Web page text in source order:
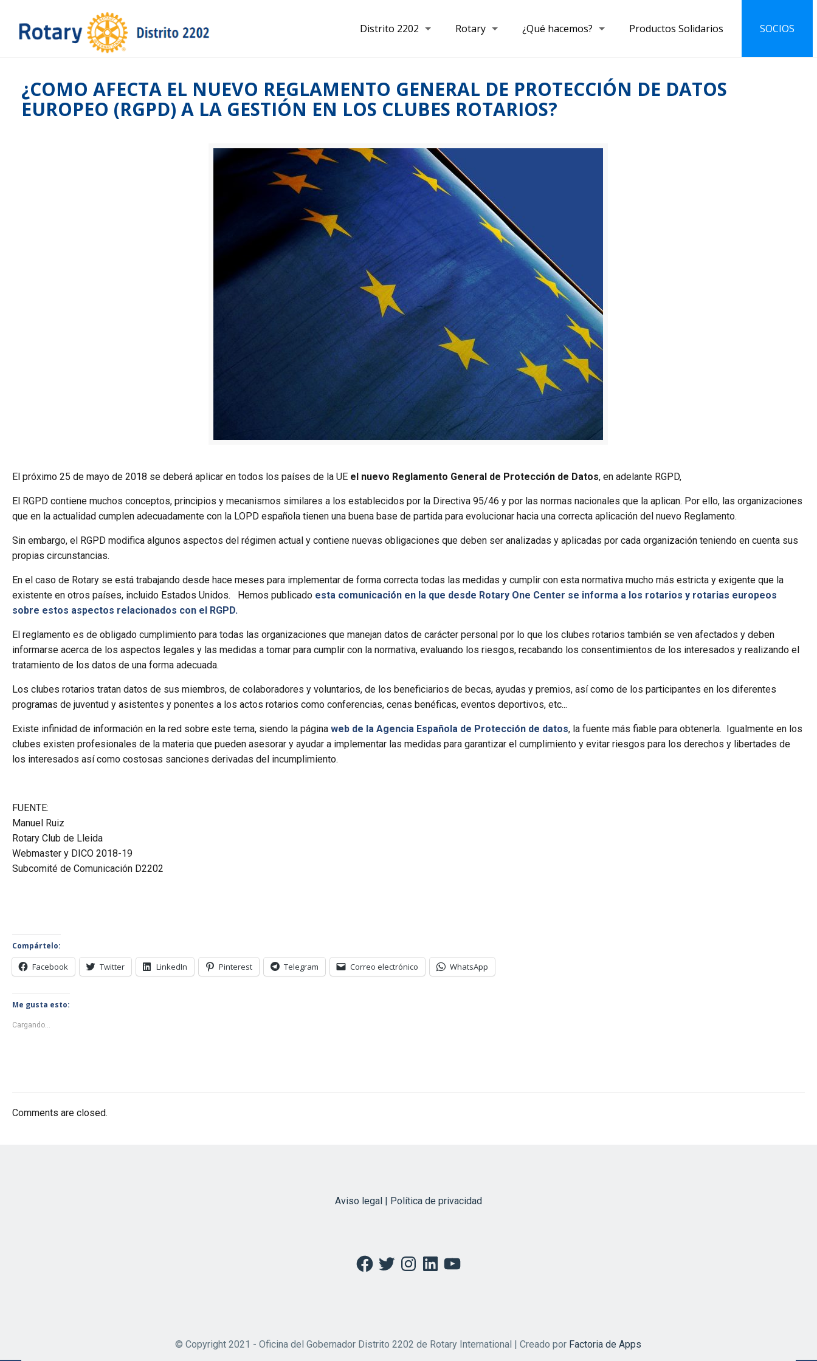
Distrito 2202 Rotary ¿Qué hacemos? Productos Solidarios SOCIOS
¿COMO AFECTA EL NUEVO REGLAMENTO GENERAL DE PROTECCIÓN DE DATOS
EUROPEO (RGPD) A LA GESTIÓN EN LOS CLUBES ROTARIOS?
El próximo 25 de mayo de 2018 se deberá aplicar en todos los países de la UE el nuevo Reglamento General de Protección de Datos, en adelante RGPD,
El RGPD contiene muchos conceptos, principios y mecanismos similares a los establecidos por la Directiva 95/46 y por las normas nacionales que la aplican. Por ello, las organizaciones
que en la actualidad cumplen adecuadamente con la LOPD española tienen una buena base de partida para evolucionar hacia una correcta aplicación del nuevo Reglamento.
Sin embargo, el RGPD modifica algunos aspectos del régimen actual y contiene nuevas obligaciones que deben ser analizadas y aplicadas por cada organización teniendo en cuenta sus
propias circunstancias.
En el caso de Rotary se está trabajando desde hace meses para implementar de forma correcta todas las medidas y cumplir con esta normativa mucho más estricta y exigente que la
existente en otros países, incluido Estados Unidos. Hemos publicado esta comunicación en la que desde Rotary One Center se informa a los rotarios y rotarias europeos
sobre estos aspectos relacionados con el RGPD.
El reglamento es de obligado cumplimiento para todas las organizaciones que manejan datos de carácter personal por lo que los clubes rotarios también se ven afectados y deben
informarse acerca de los aspectos legales y las medidas a tomar para cumplir con la normativa, evaluando los riesgos, recabando los consentimientos de los interesados y realizando el
tratamiento de los datos de una forma adecuada.
Los clubes rotarios tratan datos de sus miembros, de colaboradores y voluntarios, de los beneficiarios de becas, ayudas y premios, así como de los participantes en los diferentes
programas de juventud y asistentes y ponentes a los actos rotarios como conferencias, cenas benéficas, eventos deportivos, etc...
Existe infinidad de información en la red sobre este tema, siendo la páginaweb de la Agencia Española de Protección de datos, la fuente más fiable para obtenerla. Igualmente en los
clubes existen profesionales de la materia que pueden asesorar y ayudar a implementar las medidas para garantizar el cumplimiento y evitar riesgos para los derechos y libertades de
los interesados así como costosas sanciones derivadas del incumplimiento.
FUENTE:
Manuel Ruiz
Rotary Club de Lleida
Webmaster y DICO 2018-19
Subcomité de Comunicación D2202
Compártelo:
Facebook Twitter LinkedIn Pinterest Telegram Correo electrónico WhatsApp
Me gusta esto:
Cargando...
Comments are closed.
Aviso legal | Política de privacidad
Facebook
TwitterInstagramLinkedInYouTube
© Copyright 2021 - Oficina del Gobernador Distrito 2202 de Rotary International | Creado por Factoria de Apps